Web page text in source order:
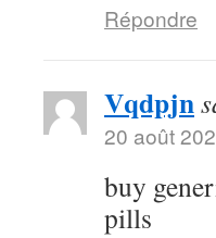
Répondre
Vqdpjn
20 août
buy
pills